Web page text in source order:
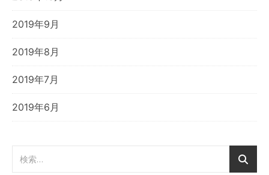
2019年9月
2019年8月
2019年7月
2019年6月